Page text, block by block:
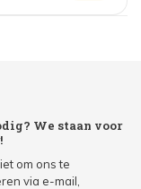
We staan voor
om ons te
via e-mail,